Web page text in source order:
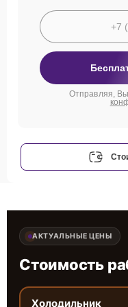
Отправляя,
АКТУАЛЬНЫЕ ЦЕНЫ
Стоимость
Холодильник